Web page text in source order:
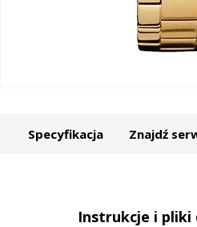
Specyfikacja Znajdź
Instrukcje i pliki